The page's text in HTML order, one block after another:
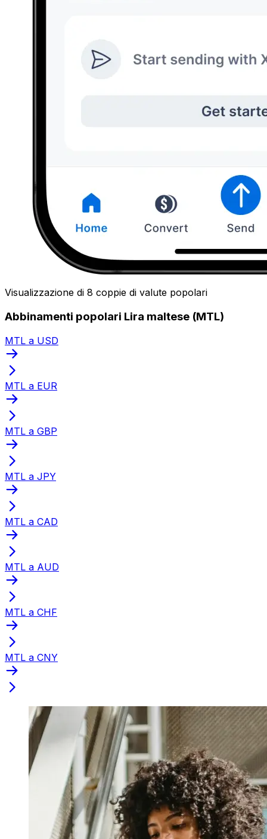
Visualizzazione di 8 coppie di valute popolari
Abbinamenti popolari Lira maltese (MTL)
MTL a USD
MTL a EUR
MTL a GBP
MTL a JPY
MTL a CAD
MTL a AUD
MTL a CHF
MTL a CNY